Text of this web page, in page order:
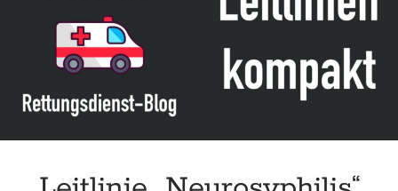
Leitlinie „Bauchschmerz bei Kindern und Jugendlichen – Bildgebende
Diagnostik“ der GPR
Leitlinie „Erbrechen im Kindes- und Jugendalter – Bildgebende
Diagnostik“ der GPR
Leitlinie „Kopfschmerzen bei Kindern und Jugendlichen – Bildgebende
Diagnostik“ der GPR